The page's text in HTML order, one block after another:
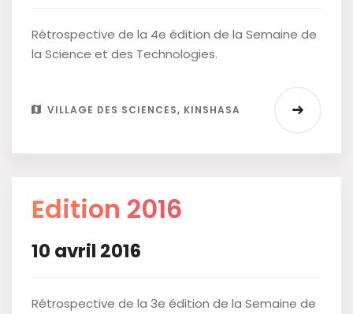
Rétrospective de la 4e édition de la Semaine de
la Science et des Technologies.
VILLAGE DES SCIENCES, KINSHASA
Edition 2016
10 avril 2016
Rétrospective de la 3e édition de la Semaine de